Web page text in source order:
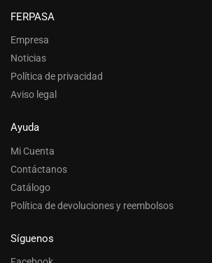
FERPASA
Empresa
Noticias
Política de privacidad
Aviso legal
Ayuda
Mi Cuenta
Contáctanos
Catálogo
Política de devoluciones y reembolsos
Síguenos